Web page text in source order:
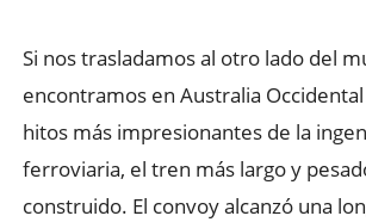
Si nos trasladamos al otro lado del
encontramos en Australia
hitos más impresionantes de la
ferroviaria, el tren más largo y
construido. El convoy alcanzó una